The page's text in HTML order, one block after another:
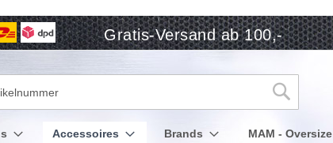
Gratis-Versand ab 100,-
Suche
Accessoires Brands MAM - Oversize